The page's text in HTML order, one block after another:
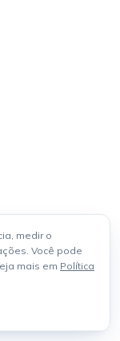
medir o
Você pode
mais em Política